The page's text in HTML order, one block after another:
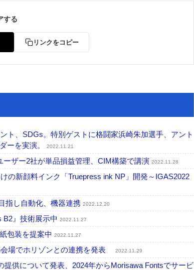
する
リンクをコピー
、SDGs。特別ゲストに格闘家浜崎朱加選手、アント
ーを実演。
2022.11.21
ザー2社が単品損益管理、CIM構築で講演 2022.11.28
の新顔料インク「Truepress ink NP」開発～IGAS2022
指し自動化、機器連携 2022.12.20
B2』技術展示中 2022.11.27
包装を提案中 2022.11.27
場でホリゾンとの連携を発表 2022.11.29
供について発表、2024年からMorisawa Fontsでサービ